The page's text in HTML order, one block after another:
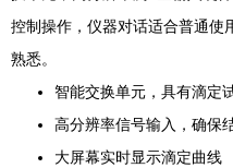
控制操作，仪器对话适合普通使
熟悉。
智能交换单元，具有滴定
高分辨率信号输入，确保
大屏幕实时显示滴定曲线